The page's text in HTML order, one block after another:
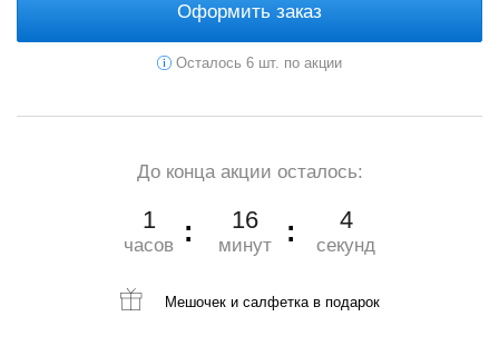
Оформить заказ
Осталось 6 шт. по акции
До конца акции осталось:
1
часов
16
минут
2
секунд
Мешочек и салфеткав подарок